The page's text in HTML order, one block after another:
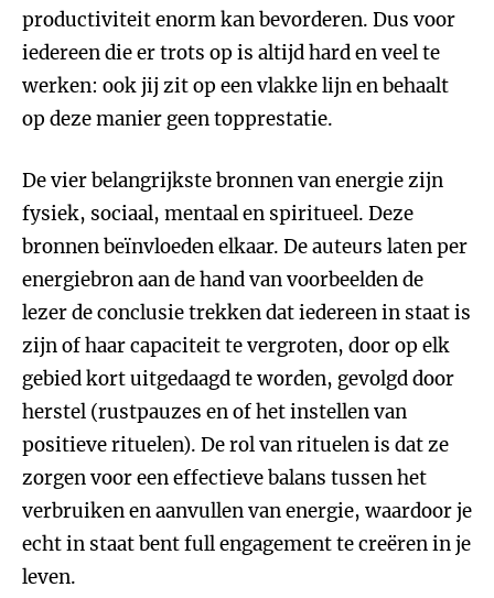
productiviteit enorm kan bevorderen. Dus voor
iedereen die er trots op is altijd hard en veel te
werken: ook jij zit op een vlakke lijn en behaalt
op deze manier geen topprestatie.
De vier belangrijkste bronnen van energie zijn
fysiek, sociaal, mentaal en spiritueel. Deze
bronnen beïnvloeden elkaar. De auteurs laten per
energiebron aan de hand van voorbeelden de
lezer de conclusie trekken dat iedereen in staat is
zijn of haar capaciteit te vergroten, door op elk
gebied kort uitgedaagd te worden, gevolgd door
herstel (rustpauzes en of het instellen van
positieve rituelen). De rol van rituelen is dat ze
zorgen voor een effectieve balans tussen het
verbruiken en aanvullen van energie, waardoor je
echt in staat bent full engagement te creëren in je
leven.